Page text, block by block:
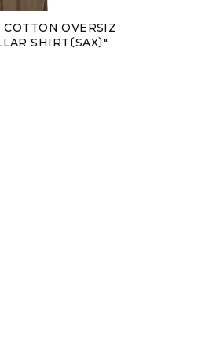
OVERSIZ
SHIRT〔SAX〕"